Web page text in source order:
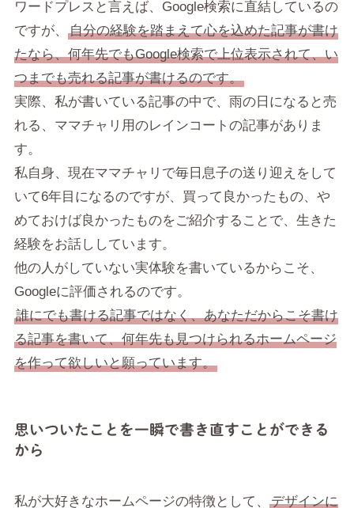
ワードプレスと言えば、Google検索に直結しているの
ですが、
自分の経験を踏まえて心を込めた記事が書け
たなら、何年先でもGoogle検索で上位表示されて、い
つまでも売れる記事が書けるのです。
実際、私が書いている記事の中で、雨の日になると売
れる、ママチャリ用のレインコートの記事がありま
す。
私自身、現在ママチャリで毎日息子の送り迎えをして
いて6年目になるのですが、買って良かったもの、や
めておけば良かったものをご紹介することで、生きた
経験をお話ししています。
他の人がしていない実体験を書いているからこそ、
Googleに評価されるのです。
誰にでも書ける記事ではなく、あなただからこそ書け
る記事を書いて、何年先も見つけられるホームページ
を作って欲しいと願っています。
思いついたことを一瞬で書き直すことができる
から
私が大好きなホームページの特徴として、
デザインに